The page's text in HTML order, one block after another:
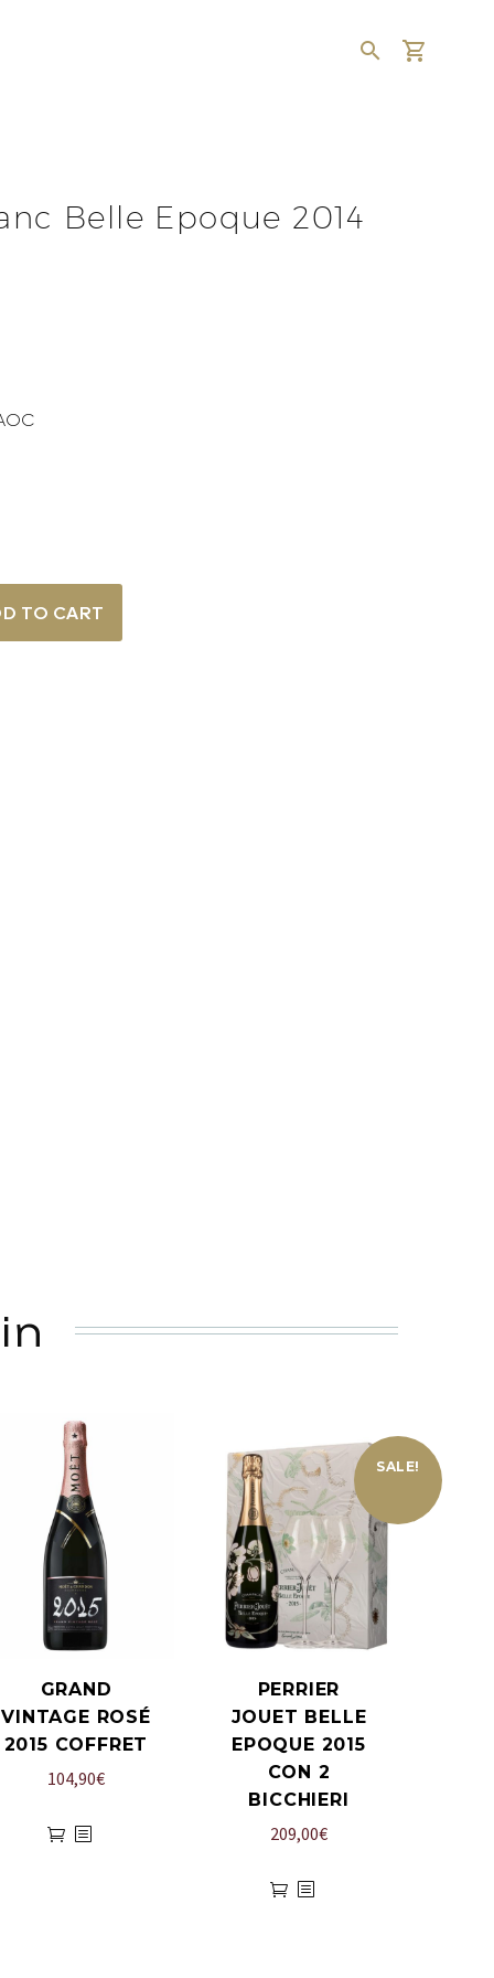
Belle Epoque 2014
TO CART
GRAND
VINTAGE ROSÉ
2015 COFFRET
104,90€
SALE!
PERRIER
JOUET BELLE
EPOQUE 2015
CON 2
BICCHIERI
209,00€